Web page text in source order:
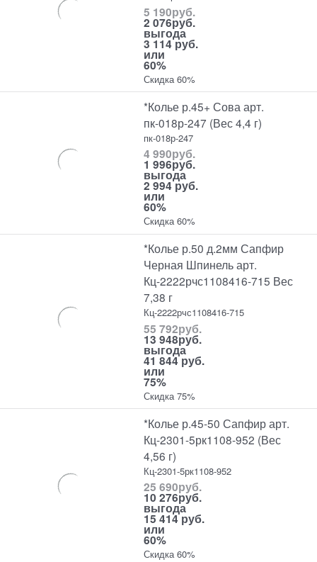
5 190руб.
2 076руб.
выгода
3 114 руб.
или
60%
Скидка 60%
*Колье р.45+ Сова арт.
пк-018р-247 (Вес 4,4 г)
пк-018р-247
4 990руб.
1 996руб.
выгода
2 994 руб.
или
60%
Скидка 60%
*Колье р.50 д.2мм Сапфир
Черная Шпинель арт.
Кц-2222рчс1108416-715 Вес
7,38 г
Кц-2222рчс1108416-715
55 792руб.
13 948руб.
выгода
41 844 руб.
или
75%
Скидка 75%
*Колье р.45-50 Сапфир арт.
Кц-2301-5рк1108-952 (Вес
4,56 г)
Кц-2301-5рк1108-952
25 690руб.
10 276руб.
выгода
15 414 руб.
или
60%
Скидка 60%